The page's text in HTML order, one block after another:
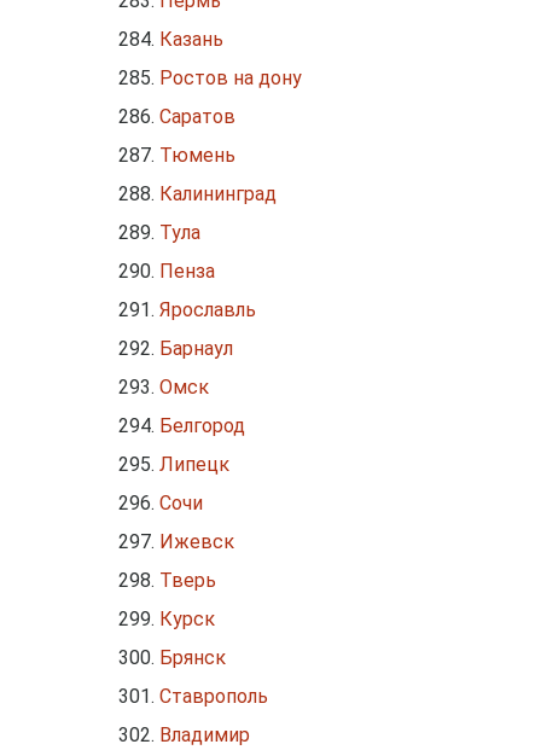
Казань
Ростов на дону
Саратов
Тюмень
Калининград
Тула
Пенза
Ярославль
Барнаул
Омск
Белгород
Липецк
Сочи
Ижевск
Тверь
Курск
Брянск
Ставрополь
Владимир